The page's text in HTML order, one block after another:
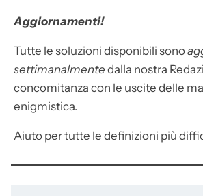
Aggiornamenti!
Tutte le soluzioni disponibili sono
settimanalmente dalla nostra
concomitanza con le uscite delle
enigmistica.
Aiuto per tutte le definizioni più